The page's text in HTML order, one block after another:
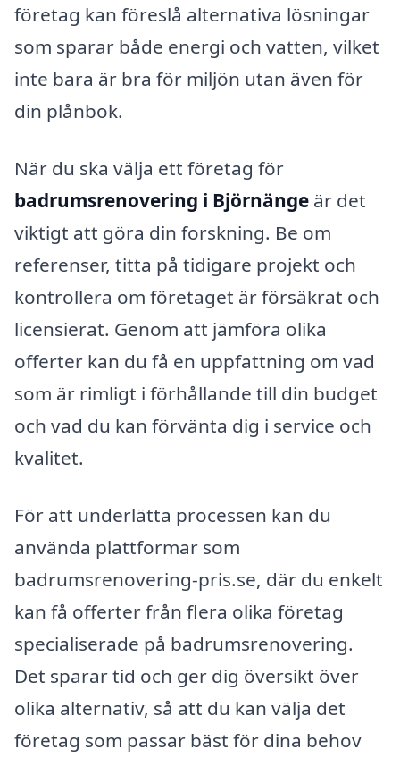
företag kan föreslå alternativa lösningar
som sparar både energi och vatten, vilket
inte bara är bra för miljön utan även för
din plånbok.
När du ska välja ett företag för
badrumsrenovering i Björnänge är det
viktigt att göra din forskning. Be om
referenser, titta på tidigare projekt och
kontrollera om företaget är försäkrat och
licensierat. Genom att jämföra olika
offerter kan du få en uppfattning om vad
som är rimligt i förhållande till din budget
och vad du kan förvänta dig i service och
kvalitet.
För att underlätta processen kan du
använda plattformar som
badrumsrenovering-pris.se, där du enkelt
kan få offerter från flera olika företag
specialiserade på badrumsrenovering.
Det sparar tid och ger dig översikt över
olika alternativ, så att du kan välja det
företag som passar bäst för dina behov